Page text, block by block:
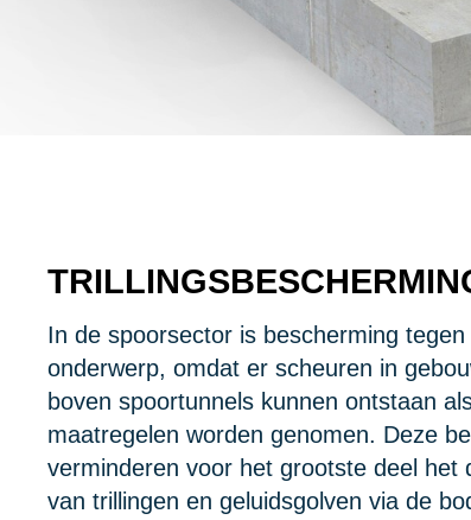
In de spoorsector is bescherming
onderwerp, omdat er scheuren in
boven spoortunnels kunnen ontstaan
maatregelen worden genomen. Deze
verminderen voor het grootste deel het
van trillingen en geluidsgolven via de